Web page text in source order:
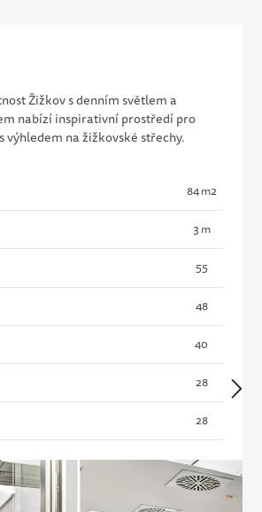
Žižkov s denním světlem a
nabízí inspirativní prostředí pro
výhledem na žižkovské střechy.
84 m2
3 m
55
48
40
28
28